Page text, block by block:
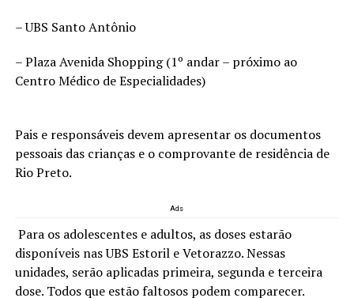
– UBS Santo Antônio
– Plaza Avenida Shopping (1º andar – próximo ao
Centro Médico de Especialidades)
Pais e responsáveis devem apresentar os documentos
pessoais das crianças e o comprovante de residência de
Rio Preto.
Ads
Para os adolescentes e adultos, as doses estarão
disponíveis nas UBS Estoril e Vetorazzo. Nessas
unidades, serão aplicadas primeira, segunda e terceira
dose. Todos que estão faltosos podem comparecer.